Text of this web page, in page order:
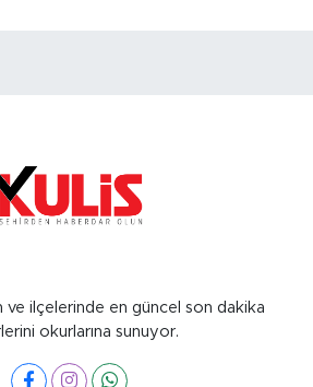
ve ilçelerinde en güncel son dakika
okurlarına sunuyor.